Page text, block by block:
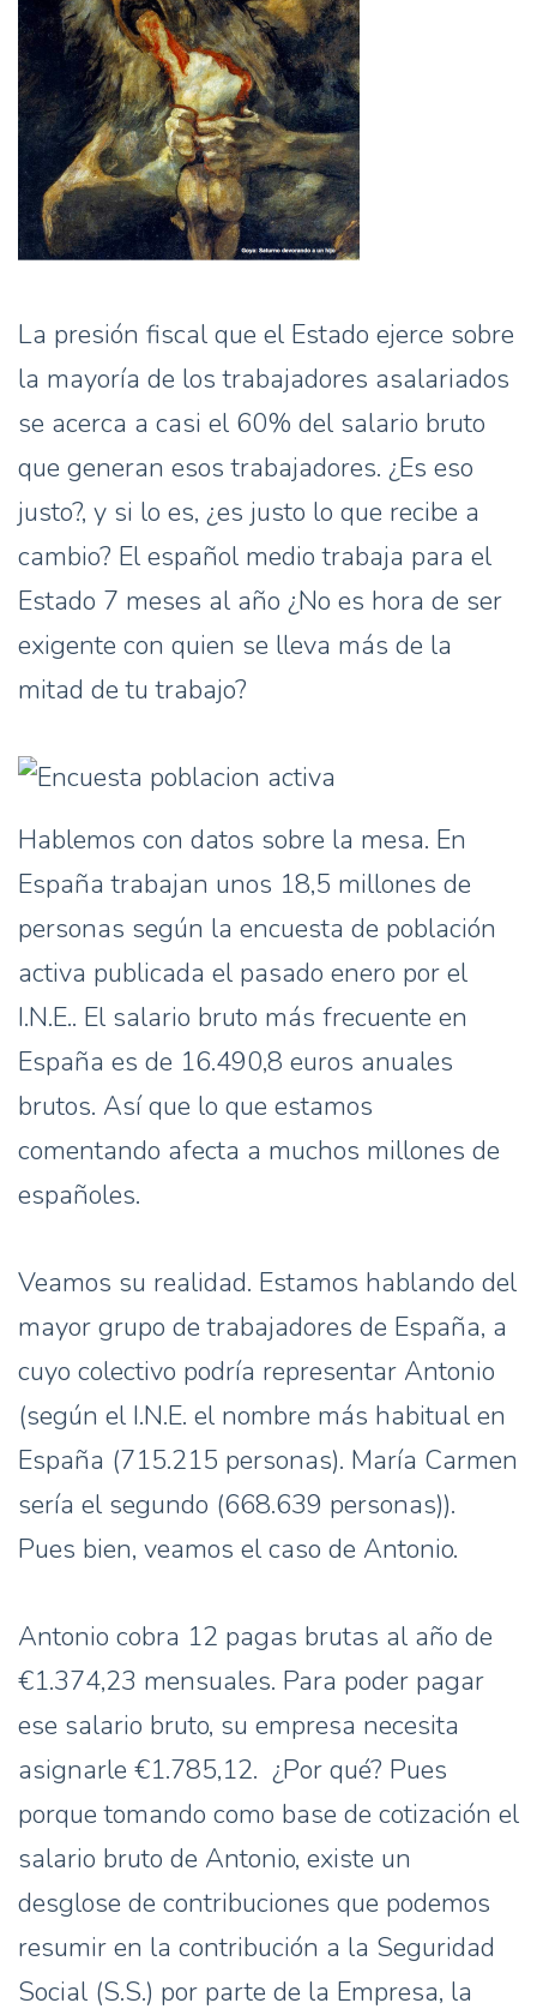
La presión fiscal que el Estado ejerce sobre
la mayoría de los trabajadores asalariados
se acerca a casi el 60% del salario bruto
que generan esos trabajadores. ¿Es eso
justo?, y si lo es, ¿es justo lo que recibe a
cambio? El español medio trabaja para el
Estado 7 meses al año ¿No es hora de ser
exigente con quien se lleva más de la
mitad de tu trabajo?
Hablemos con datos sobre la mesa. En
España trabajan unos 18,5 millones de
personas según la encuesta de población
activa publicada el pasado enero por el
I.N.E.. El salario bruto más frecuente en
España es de 16.490,8 euros anuales
brutos. Así que lo que estamos
comentando afecta a muchos millones de
españoles.
Veamos su realidad. Estamos hablando del
mayor grupo de trabajadores de España, a
cuyo colectivo podría representar Antonio
(según el I.N.E. el nombre más habitual en
España (715.215 personas). María Carmen
sería el segundo (668.639 personas)).
Pues bien, veamos el caso de Antonio.
Antonio cobra 12 pagas brutas al año de
€1.374,23 mensuales. Para poder pagar
ese salario bruto, su empresa necesita
asignarle €1.785,12. ¿Por qué? Pues
porque tomando como base de cotización el
salario bruto de Antonio, existe un
desglose de contribuciones que podemos
resumir en la contribución a la Seguridad
Social (S.S.) por parte de la Empresa, la